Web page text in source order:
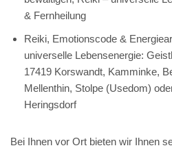
& Fernheilung
Reiki, Emotionscode &
universelle Lebensenergie:
17419 Korswandt, Kamminke,
Mellenthin, Stolpe (Usedom)
Heringsdorf
Bei Ihnen vor Ort bieten wir Ihnen